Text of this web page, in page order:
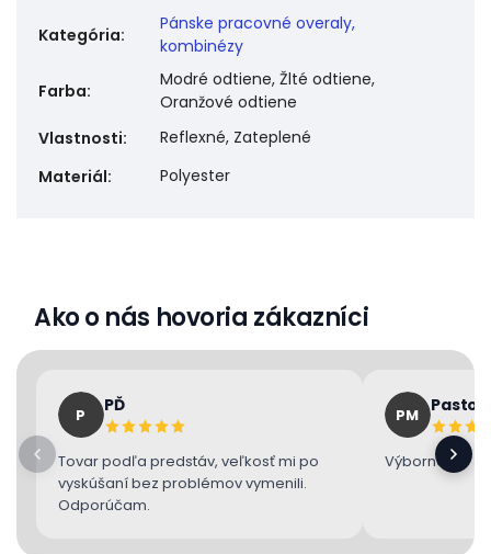
Kategória:
Pánske pracovné overaly,
kombinézy
Farba:
Modré odtiene, Žlté odtiene,
Oranžové odtiene
Vlastnosti:
Reflexné, Zateplené
Materiál: Polyester
Ako o nás hovoria zákazníci
P PĎ
Tovar podľa predstáv, veľkosť mi po
vyskúšaní bez problémov vymenili.
Odporúčam.
PM
Výborne 👌